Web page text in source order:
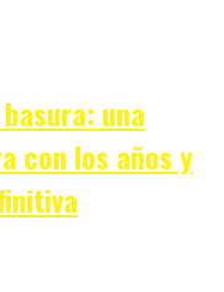
una
con los años y